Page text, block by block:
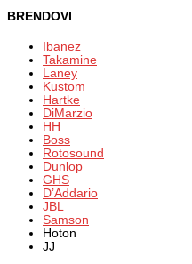
BRENDOVI
Ibanez
Takamine
Laney
Kustom
Hartke
DiMarzio
HH
Boss
Rotosound
Dunlop
GHS
D’Addario
JBL
Samson
Hoton
JJ